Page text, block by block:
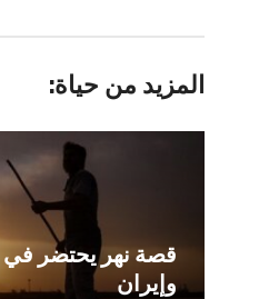
المزيد من حياة:
قصة نهر يحتضر
وإيران